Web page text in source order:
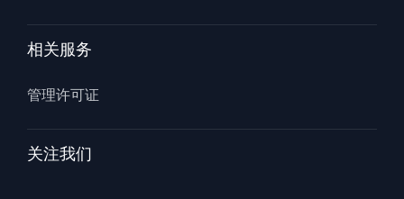
相关服务
管理许可证
关注我们